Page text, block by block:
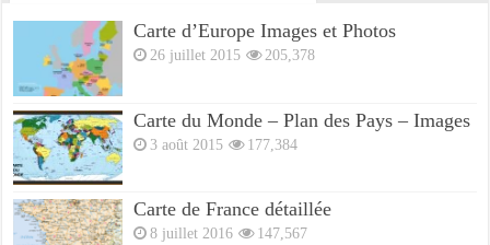
Carte d’Europe Images et Photos
26 juillet 2015 205,378
Carte du Monde – Plan des Pays – Images
3 août 2015 177,384
Carte de France détaillée
8 juillet 2016 147,567